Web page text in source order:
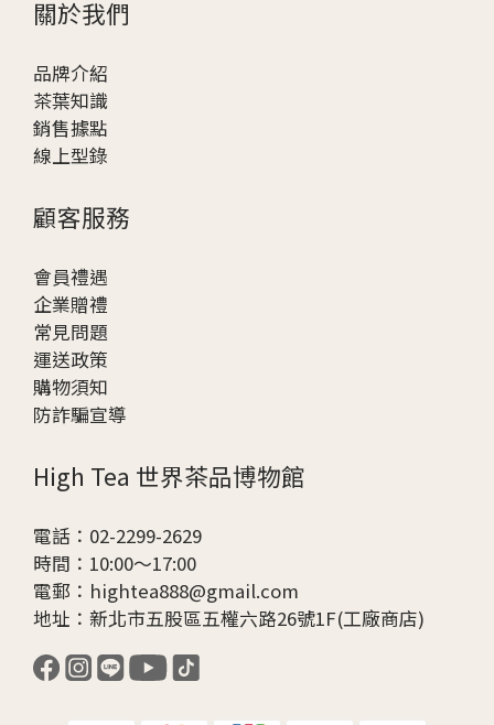
關於我們
品牌介紹
茶葉知識
銷售據點
線上型錄
顧客服務
會員禮遇
企業贈禮
常見問題
運送政策
購物須知
防詐騙宣導
High Tea 世界茶品博物館
電話：02-2299-2629
時間：10:00～17:00
電郵：hightea888@gmail.com
地址：新北市五股區五權六路26號1F(工廠商店)